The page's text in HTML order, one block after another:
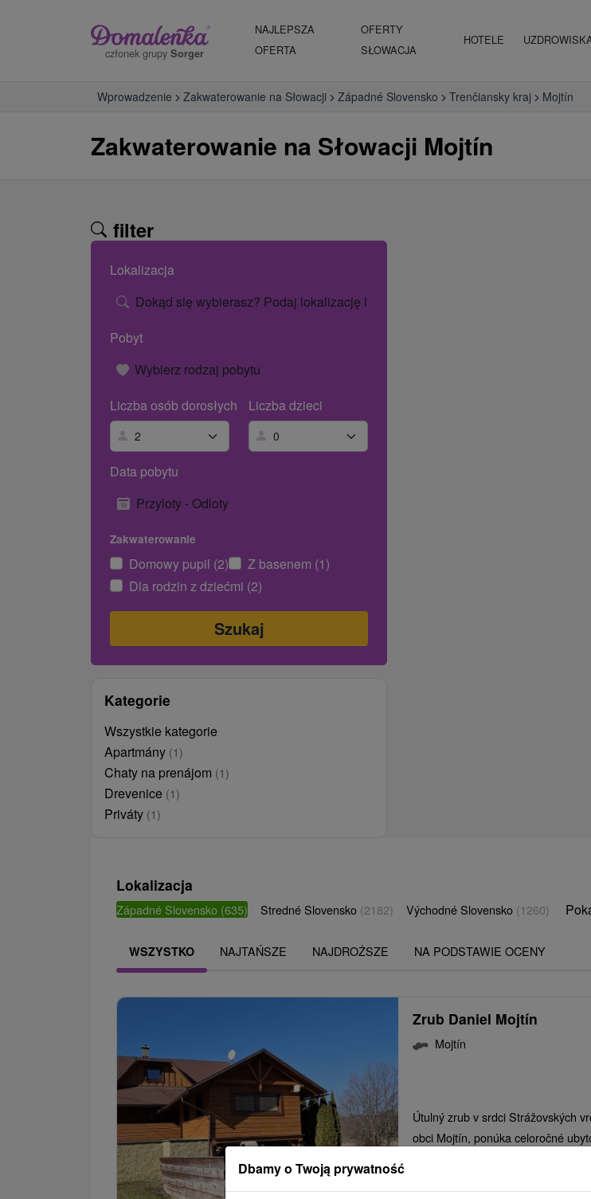
członek grupy Sorger
NAJLEPSZA
OFERTA
OFERTY
SŁOWACJA
HOTELE
Wprowadzenie Zakwaterowanie na Słowacji Západné Slovensko Trenčiansky kraj Mojtín
Zakwaterowanie na Słowacji Mojtín
filter
Lokalizacja
Dokąd się wybierasz? Podaj lokalizację lub nazwę hotelu.
Pobyt
Wybierz rodzaj pobytu
Liczba osób dorosłych
Liczba dzieci
Data pobytu
Przyloty - Odloty
Zakwaterowanie
Domowy pupil (2)
Z basenem (1)
Dla rodzin z dziećmi (2)
Kategorie
Wszystkie kategorie
Apartmány (1)
Chaty na prenájom (1)
Drevenice (1)
Priváty (1)
Lokalizacja
Západné Slovensko (635) Stredné Slovensko (2182) Východné Slovensko (1260)
WSZYSTKO NAJTAŃSZE NAJDROŻSZE NA PODSTAWIE OCENY
Zrub Daniel Mojtín
Mojtín
Útulný zrub v srdci Strážovských
obci Mojtín, ponúka celoročné
Dbamy o Twoją prywatność